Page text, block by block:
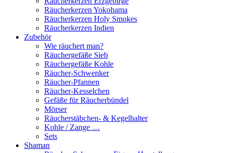
Räucherkerzen Yokohama
Räucherkerzen Holy Smokes
Räucherkerzen Indien
Zubehör
Wie räuchert man?
Räuchergefäße Sieb
Räuchergefäße Kohle
Räucher-Schwenker
Räucher-Pfannen
Räucher-Kesselchen
Gefäße für Räucherbündel
Mörser
Räucherstäbchen- & Kegelhalter
Kohle / Zange …
Sets
Shaman